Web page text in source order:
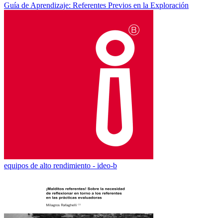
Guía de Aprendizaje: Referentes Previos en la Exploración
equipos de alto rendimiento - ideo-b